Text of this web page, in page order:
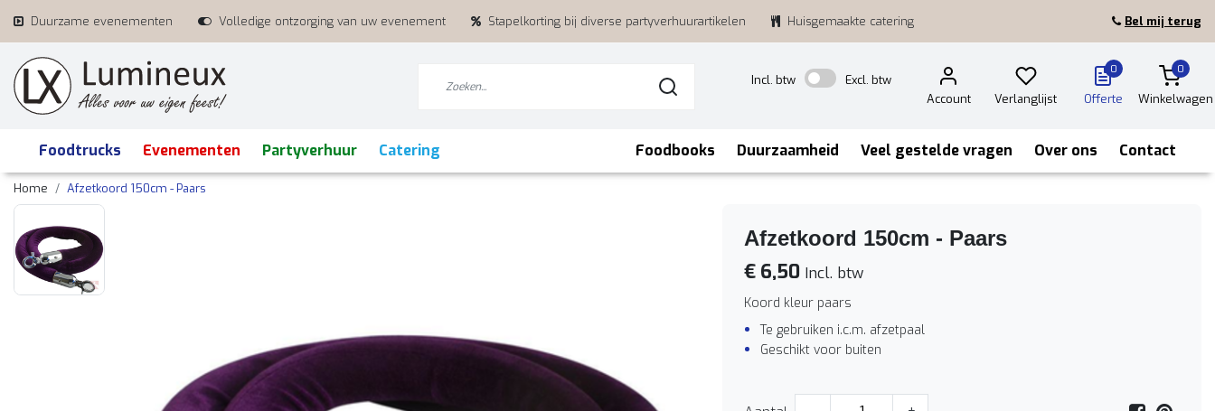
Duurzame evenementen Volledige ontzorging van uw evenement Stapelkorting bij diverse partyverhuurartikelen Huisgemaakte catering Bel mij terug
Incl. btw
Excl. btw
Account
Verlanglijst
0
Offerte
0
Winkelwagen
Foodtrucks Evenementen Partyverhuur Catering Foodbooks Duurzaamheid Veel gestelde vragen Over ons Contact
Home Afzetkoord 150cm - Paars
Afzetkoord 150cm - Paars
€ 6,50 Incl. btw
Koord kleur paars
Te gebruiken i.c.m. afzetpaal
Geschikt voor buiten